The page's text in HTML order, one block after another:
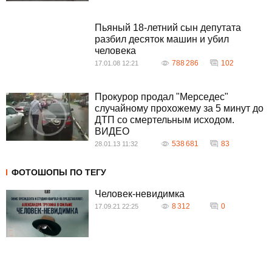
Пьяный 18-летний сын депутата
разбил десяток машин и убил
человека
17.01.08 12:21 788 286 102
Прокурор продал "Мерседес"
случайному прохожему за 5 минут до
ДТП со смертельным исходом.
ВИДЕО
28.01.13 11:32 538 681 83
ФОТОШОПЫ ПО ТЕГУ
Человек-невидимка
17.09.21 22:25 8 312 0